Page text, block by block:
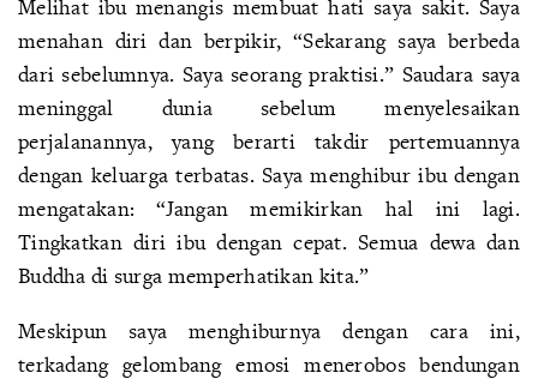
Melihat ibu menangis membuat hati saya sakit. Saya
menahan diri dan berpikir, “Sekarang saya berbeda
dari sebelumnya. Saya seorang praktisi.” Saudara saya
meninggal dunia sebelum menyelesaikan
perjalanannya, yang berarti takdir pertemuannya
dengan keluarga terbatas. Saya menghibur ibu dengan
mengatakan: “Jangan memikirkan hal ini lagi.
Tingkatkan diri ibu dengan cepat. Semua dewa dan
Buddha di surga memperhatikan kita.”
Meskipun saya menghiburnya dengan cara ini,
terkadang gelombang emosi menerobos bendungan